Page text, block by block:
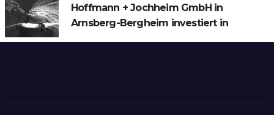
Hoffmann + Jochheim GmbH in
Arnsberg-Bergheim investiert in